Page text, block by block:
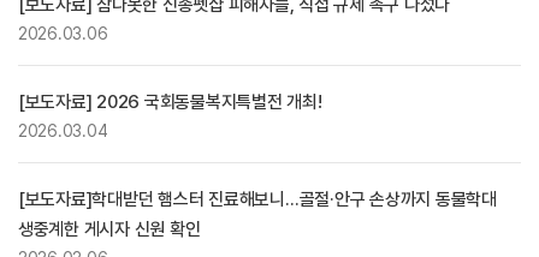
[보도자료] 참다못한 신종펫샵 피해자들, 직접 규제 촉구 나섰다
2026.03.06
[보도자료] 2026 국회동물복지특별전 개최!
2026.03.04
[보도자료]학대받던 햄스터 진료해보니…골절·안구 손상까지 동물학대
생중계한 게시자 신원 확인